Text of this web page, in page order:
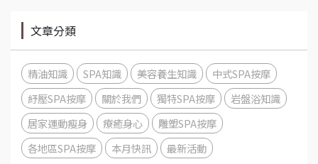
文章分類
精油知識 SPA知識 美容養生知識
中式SPA按摩
紓壓SPA按摩
關於我們 獨特SPA按摩
岩盤浴知識
居家運動瘦身
療癒身心
雕塑SPA按摩
各地區SPA按摩
本月快訊 最新活動